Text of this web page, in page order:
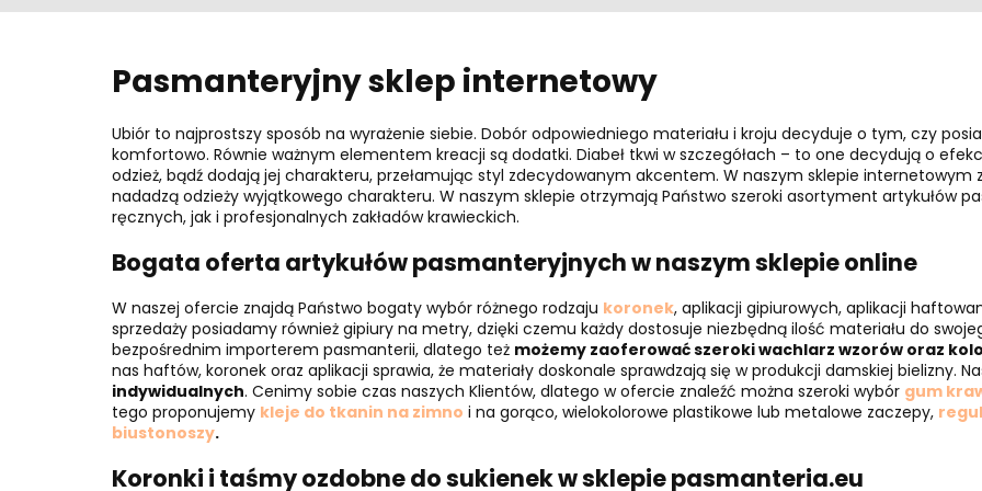
Pasmanteryjny sklep internetowy
Ubiór to najprostszy sposób na wyrażenie siebie. Dobór odpowiedniego materiału i kroju decyduje o tym, czy
komfortowo. Równie ważnym elementem kreacji są dodatki. Diabeł tkwi w szczegółach – to one decydują o
odzież, bądź dodają jej charakteru, przełamując styl zdecydowanym akcentem. W naszym sklepie
nadadzą odzieży wyjątkowego charakteru. W naszym sklepie otrzymają Państwo szeroki asortyment artykułów
ręcznych, jak i profesjonalnych zakładów krawieckich.
Bogata oferta artykułów pasmanteryjnych w naszym sklepie online
W naszej ofercie znajdą Państwo bogaty wybór różnego rodzaju koronek, aplikacji gipiurowych, aplikacji
sprzedaży posiadamy również gipiury na metry, dzięki czemu każdy dostosuje niezbędną ilość materiału do
bezpośrednim importerem pasmanterii, dlatego też możemy zaoferować szeroki wachlarz wzorów oraz
nas haftów, koronek oraz aplikacji sprawia, że materiały doskonale sprawdzają się w produkcji damskiej bielizny.
indywidualnych. Cenimy sobie czas naszych Klientów, dlatego w ofercie znaleźć można szeroki wybór gum
tego proponujemy kleje do tkanin na zimno i na gorąco, wielokolorowe plastikowe lub metalowe zaczepy,
biustonoszy.
Koronki i taśmy ozdobne do sukienek w sklepie pasmanteria.eu